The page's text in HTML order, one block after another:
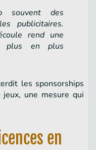
souvent des
publicitaires.
rend une
plus en plus
les sponsorships
une mesure qui
en